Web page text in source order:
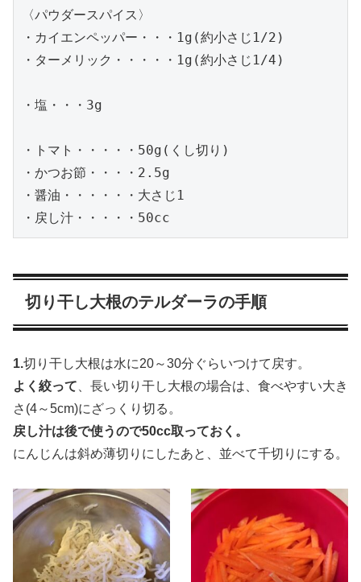
〈パウダースパイス〉
・カイエンペッパー・・・1g(約小さじ1/2)
・ターメリック・・・・・1g(約小さじ1/4)
・塩・・・3g
・トマト・・・・・50g(くし切り)
・かつお節・・・・2.5g
・醤油・・・・・・大さじ1
・戻し汁・・・・・50cc
切り干し大根のテルダーラの手順
1.切り干し大根は水に20～30分ぐらいつけて戻す。
よく絞って 、長い切り干し大根の場合は、食べやすい大き
さ(4～5cm)にざっくり切る。
戻し汁は後で使うので50cc取っておく。
にんじんは斜め薄切りにしたあと、並べて千切りにする。